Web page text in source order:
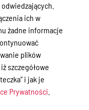
ich w
żadne informacje
plików
szczegółowe
i jak je
Prywatności